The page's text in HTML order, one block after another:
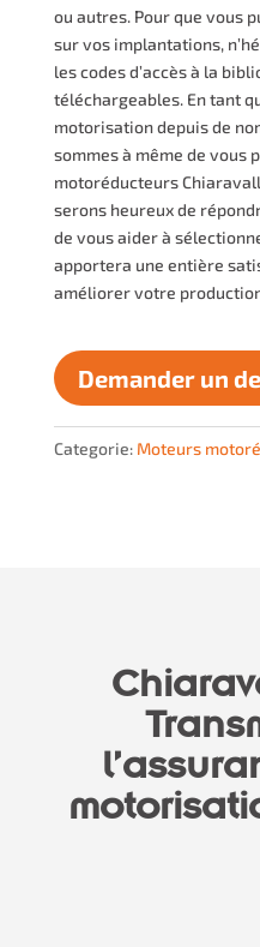
ou autres. Pour que vous
sur vos implantations,
les codes d’accès à la
téléchargeables. En tant
motorisation depuis de
sommes à même de vous
motoréducteurs
serons heureux de
de vous aider à
apportera une entière
améliorer votre
Demander un
Categorie: Moteurs